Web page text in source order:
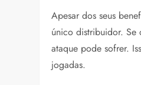
Apesar dos seus
único distribuidor.
ataque pode sofrer.
jogadas.